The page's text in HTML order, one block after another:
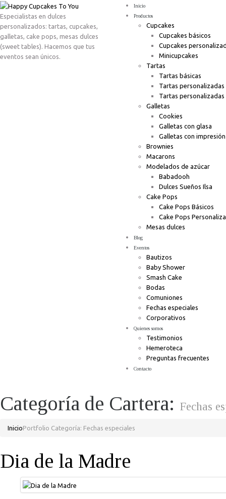
Especialistas en dulces
personalizados: tartas, cupcakes,
galletas, cake pops, mesas dulces
(sweet tables). Hacemos que tus
eventos sean únicos.
Inicio
Productos
Cupcakes
Cupcakes básicos
Cupcakes
Minicupcakes
Tartas
Tartas básicas
Tartas
Tartas personalizadas
Galletas
Cookies
Galletas con glasa
Galletas con
Brownies
Macarons
Modelados de azúcar
Babadooh
Dulces Sueños Ilsa
Cake Pops
Cake Pops Básicos
Cake Pops
Mesas dulces
Blog
Eventos
Bautizos
Baby Shower
Smash Cake
Bodas
Comuniones
Fechas especiales
Corporativos
Quienes somos
Testimonios
Hemeroteca
Preguntas frecuentes
Contacto
Categoría de Cartera: Fechas
InicioPortfolio Categoría: Fechas especiales
Dia de la Madre